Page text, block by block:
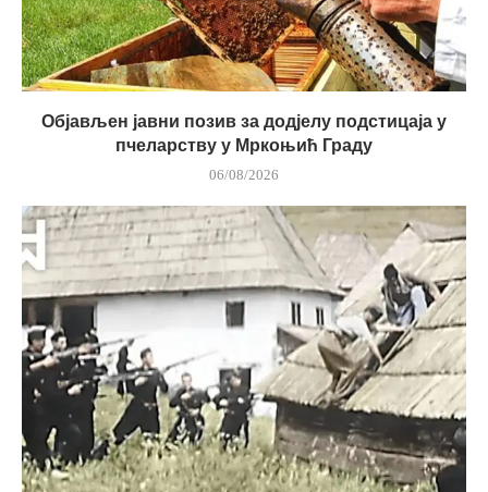
Објављен јавни позив за додјелу подстицаја у
пчеларству у Мркоњић Граду
06/08/2026